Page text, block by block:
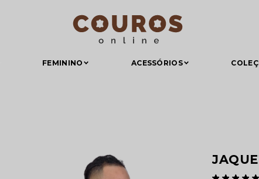
FEMININO ACESSÓRIOS